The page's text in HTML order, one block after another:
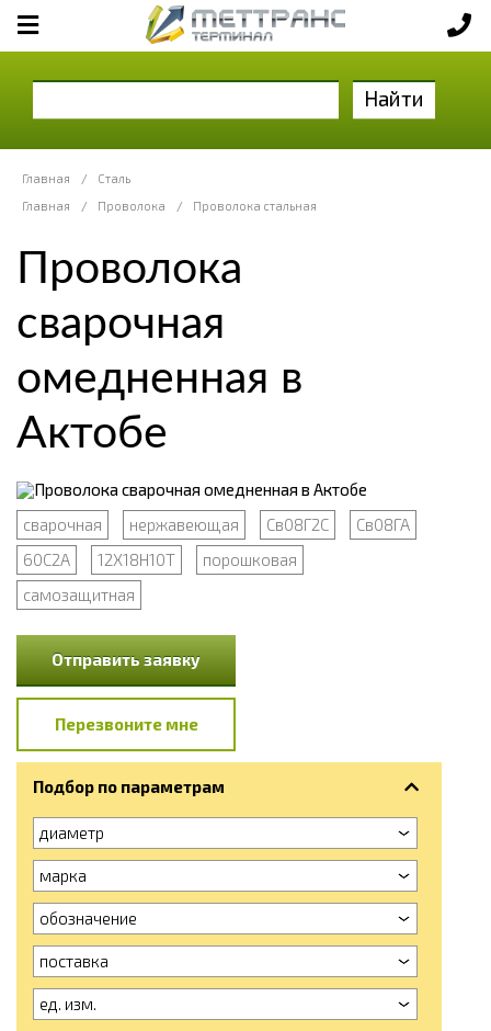
Найти
Главная /
Сталь
Главная
/ Проволока / Проволока стальная
Проволока
сварочная
омедненная в
Актобе
сварочная нержавеющая Св08Г2С
Св08ГА
60С2А
12Х18Н10Т
порошковая
самозащитная
Отправить заявку
Перезвоните мне
Подбор по параметрам
диаметр
марка
обозначение
поставка
ед. изм.